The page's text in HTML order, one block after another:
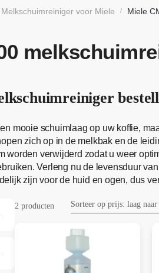
Melkschuimreiniger voor Miele / Miele
mooie schuimlaag op uw koffie,
zich op in de melkbak en de
worden verwijderd zodat u weer
Verleng nu de levensduur van
zijn voor de huid en ogen, dus
2 producten